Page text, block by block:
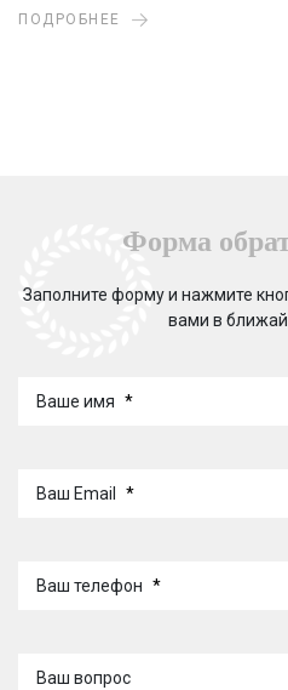
ПОДРОБНЕЕ
Форма
Заполните форму и нажмите
вами в
Ваше имя *
Ваш Email *
Ваш телефон *
Ваш вопрос